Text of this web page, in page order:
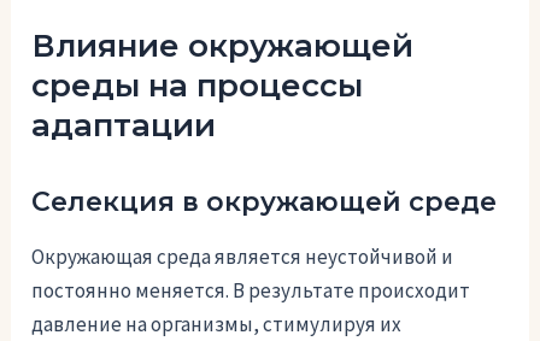
Влияние окружающей
среды на процессы
адаптации
Селекция в окружающей среде
Окружающая среда является неустойчивой и
постоянно меняется. В результате происходит
давление на организмы, стимулируя их